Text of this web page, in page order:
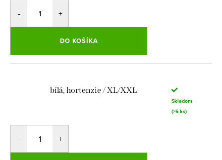
DO KOŠÍKA
bílá, hortenzie / XL/XXL
Skladom
(>5 ks)